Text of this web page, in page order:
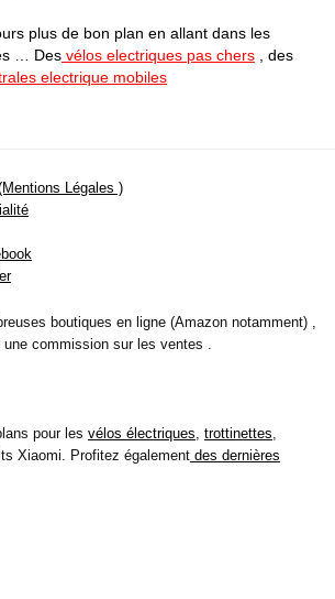
plus de bon plan en allant dans les
… Des vélos electriques pas chers , des
electrique mobiles
Légales )
boutiques en ligne (Amazon notamment) ,
commission sur les ventes .
pour les vélos électriques trottinettes
Xiaomi. Profitez également des dernières